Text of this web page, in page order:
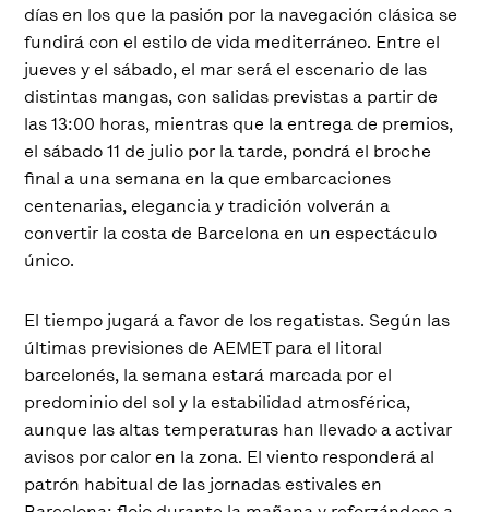
días en los que la pasión por la navegación clásica se
fundirá con el estilo de vida mediterráneo. Entre el
jueves y el sábado, el mar será el escenario de las
distintas mangas, con salidas previstas a partir de
las 13:00 horas, mientras que la entrega de premios,
el sábado 11 de julio por la tarde, pondrá el broche
final a una semana en la que embarcaciones
centenarias, elegancia y tradición volverán a
convertir la costa de Barcelona en un espectáculo
único.
El tiempo jugará a favor de los regatistas. Según las
últimas previsiones de AEMET para el litoral
barcelonés, la semana estará marcada por el
predominio del sol y la estabilidad atmosférica,
aunque las altas temperaturas han llevado a activar
avisos por calor en la zona. El viento responderá al
patrón habitual de las jornadas estivales en